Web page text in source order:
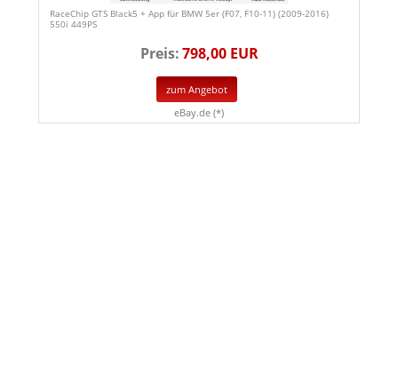
RaceChip GTS Black5 + App für BMW 5er (F07, F10-11) (2009-2016)
550i 449PS
Preis:798,00 EUR
zum Angebot
eBay.de (*)